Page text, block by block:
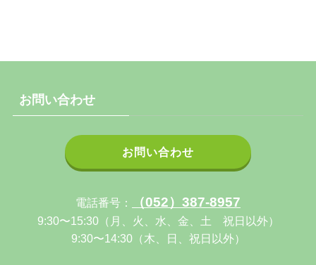
お問い合わせ
お問い合わせ
電話番号： （052）387-8957
9:30〜15:30（月、火、水、金、土 祝日以外）
9:30〜14:30（木、日、祝日以外）